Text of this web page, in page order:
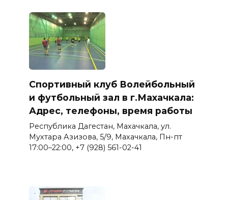
Спортивный клуб Волейбольный
и футбольный зал в г.Махачкала:
Адрес, телефоны, время работы
Республика Дагестан, Махачкала, ул.
Мухтара Азизова, 5/9, Махачкала, Пн-пт
17:00–22:00, +7 (928) 561-02-41